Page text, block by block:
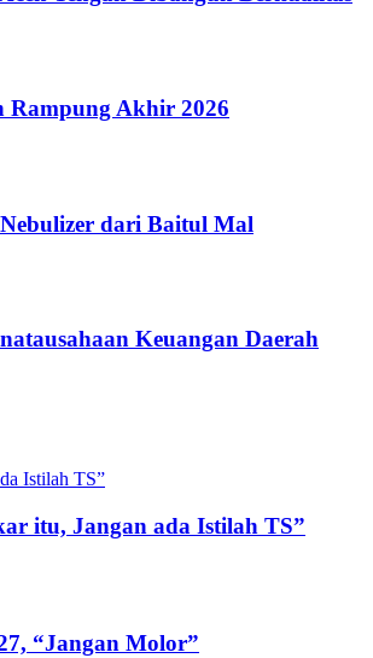
Rampung Akhir 2026
dari Baitul Mal
Keuangan Daerah
itu, Jangan ada Istilah TS”
“Jangan Molor”